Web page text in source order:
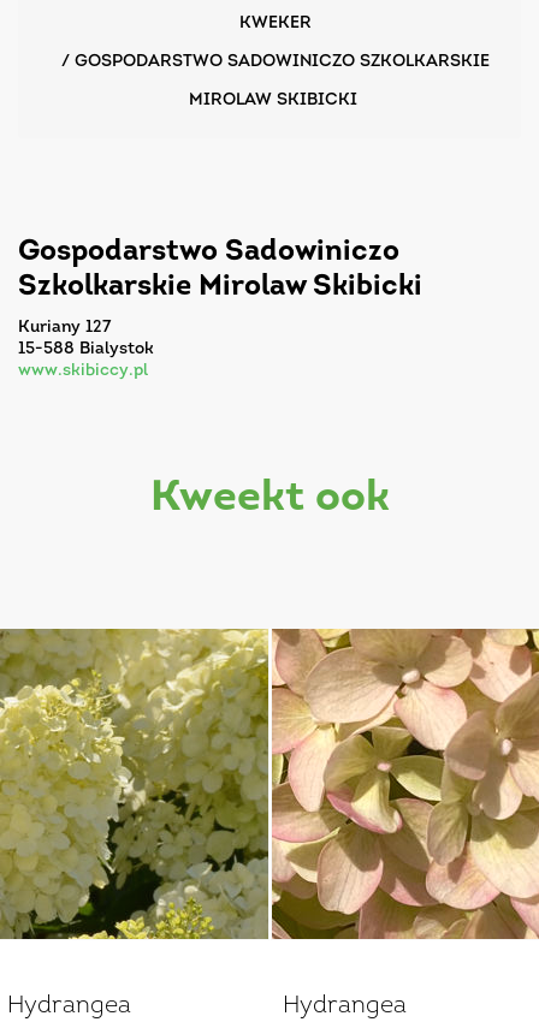
KWEKER
/ GOSPODARSTWO SADOWINICZO SZKOLKARSKIE
MIROLAW SKIBICKI
Gospodarstwo Sadowiniczo
Szkolkarskie Mirolaw Skibicki
Kuriany 127
15-588 Bialystok
www.skibiccy.pl
kweekt ook
Hydrangea Hydrangea